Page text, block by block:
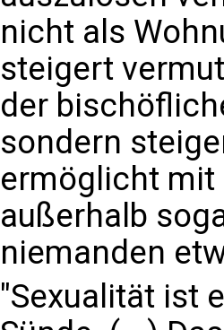
nicht als
steigert
der
sondern
ermöglicht mit
außerhalb
niemanden
"Sexualität ist